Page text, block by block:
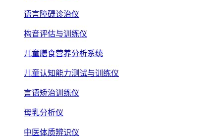
语言障碍诊治仪
构音评估与训练仪
儿童膳食营养分析系统
儿童认知能力测试与训练仪
言语矫治训练仪
母乳分析仪
中医体质辨识仪